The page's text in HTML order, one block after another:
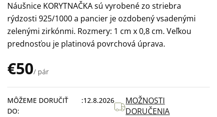
€50/ pár
Jednotková
cena:
MÔŽEME DORUČIŤ
DO:
12.8.2026
MOŽNOSTI
DORUČENIA
Náušnice KORYTNAČKA sú vyrobené zo striebra
rýdzosti 925/1000 a pancier je ozdobený vsadenými
zelenými zirkónmi. Rozmery: 1 cm x 0,8 cm. Veľkou
prednosťou je platinová povrchová úprava.